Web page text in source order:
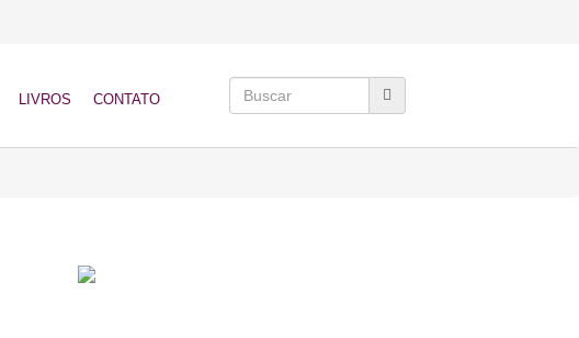
LIVROS CONTATO